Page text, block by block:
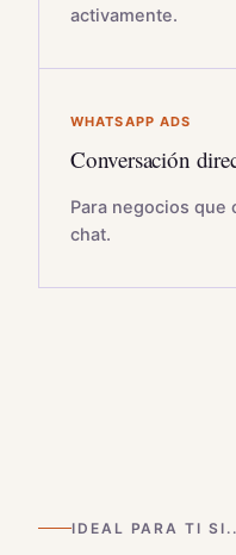
activamente.
WHATSAPP ADS
Conversación
Para negocios
chat.
IDEAL PARA TI